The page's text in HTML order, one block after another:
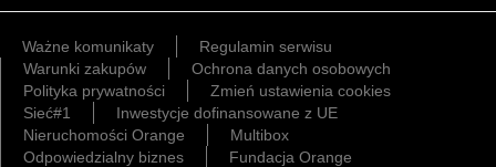
Ważne komunikaty
Regulamin serwisu
Warunki zakupów
Ochrona danych osobowych
Polityka prywatności
Zmień ustawienia cookies
Sieć#1
Inwestycje dofinansowane z UE
Nieruchomości Orange
Multibox
Odpowiedzialny biznes
Fundacja Orange